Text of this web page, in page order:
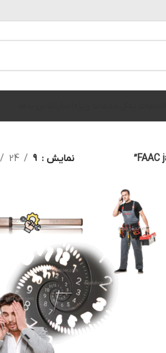
نمایش 9
24